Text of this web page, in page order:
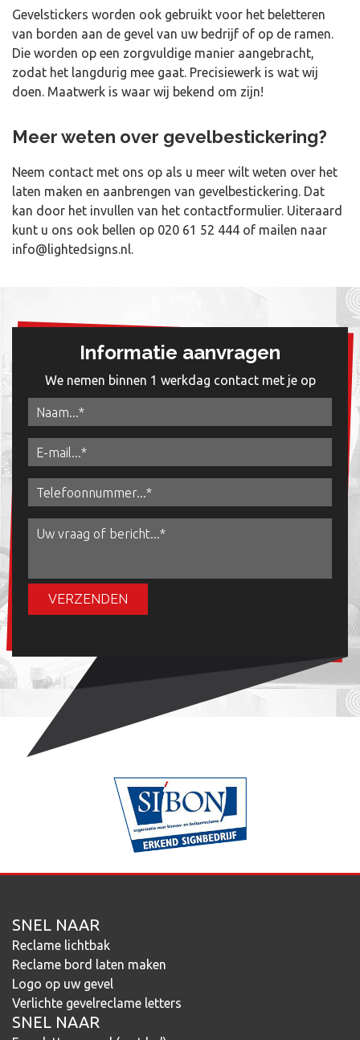
Gevelstickers worden ook gebruikt voor het beletteren
van borden aan de gevel van uw bedrijf of op de ramen.
Die worden op een zorgvuldige manier aangebracht,
zodat het langdurig mee gaat. Precisiewerk is wat wij
doen. Maatwerk is waar wij bekend om zijn!
Meer weten over gevelbestickering?
Neem contact met ons op als u meer wilt weten over het
laten maken en aanbrengen van gevelbestickering. Dat
kan door het invullen van het contactformulier. Uiteraard
kunt u ons ook bellen op 020 61 52 444 of mailen naar
info@lightedsigns.nl.
Informatie aanvragen
We nemen binnen 1 werkdag contact met je op
VERZENDEN
SNEL NAAR
Reclame lichtbak
Reclame bord laten maken
Logo op uw gevel
Verlichte gevelreclame letters
SNEL NAAR